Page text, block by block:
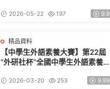
2026-05-22 197 9.9
精品資料
【中學生外語素養大賽】第22屆
“外研社杯”全國中學生外語素養大
2026-03-20 253 9.99